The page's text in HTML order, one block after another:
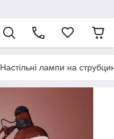
Настільні лампи на